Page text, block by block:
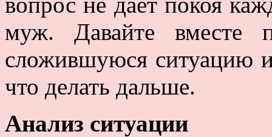
муж. Давайте вместе
сложившуюся ситуацию
что делать дальше.
Анализ ситуации